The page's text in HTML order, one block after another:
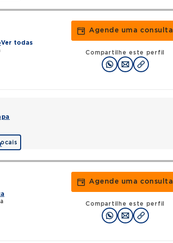
Ver todas
Agende uma consulta
Compartilhe este perfil
Agende uma consulta
Compartilhe este perfil